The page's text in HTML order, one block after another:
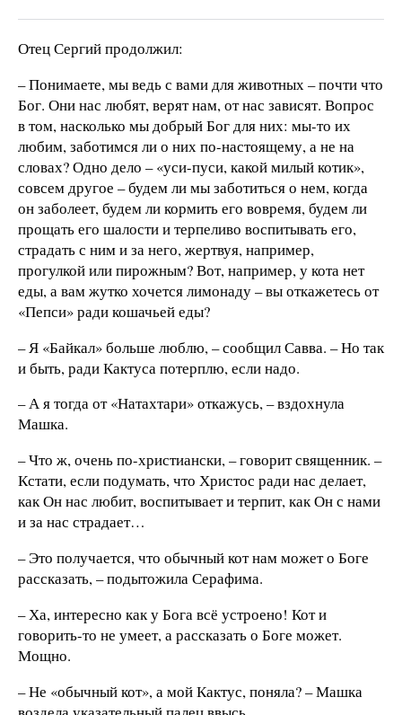
Отец Сергий продолжил:
– Понимаете, мы ведь с вами для животных – почти что
Бог. Они нас любят, верят нам, от нас зависят. Вопрос
в том, насколько мы добрый Бог для них: мы-то их
любим, заботимся ли о них по-настоящему, а не на
словах? Одно дело – «уси-пуси, какой милый котик»,
совсем другое – будем ли мы заботиться о нем, когда
он заболеет, будем ли кормить его вовремя, будем ли
прощать его шалости и терпеливо воспитывать его,
страдать с ним и за него, жертвуя, например,
прогулкой или пирожным? Вот, например, у кота нет
еды, а вам жутко хочется лимонаду – вы откажетесь от
«Пепси» ради кошачьей еды?
– Я «Байкал» больше люблю, – сообщил Савва. – Но так
и быть, ради Кактуса потерплю, если надо.
– А я тогда от «Натахтари» откажусь, – вздохнула
Машка.
– Что ж, очень по-христиански, – говорит священник. –
Кстати, если подумать, что Христос ради нас делает,
как Он нас любит, воспитывает и терпит, как Он с нами
и за нас страдает…
– Это получается, что обычный кот нам может о Боге
рассказать, – подытожила Серафима.
– Ха, интересно как у Бога всё устроено! Кот и
говорить-то не умеет, а рассказать о Боге может.
Мощно.
– Не «обычный кот», а мой Кактус, поняла? – Машка